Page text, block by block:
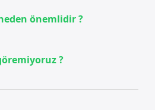
önemlidir ?
?